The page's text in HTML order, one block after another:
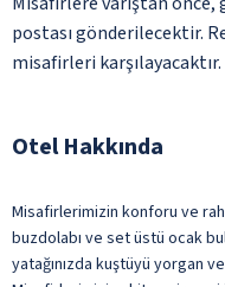
postası gönderilecektir.
misafirleri karşılayacaktır.
Otel Hakkında
Misafirlerimizin konforu ve
buzdolabı ve set üstü ocak
yatağınızda kuştüyü yorgan